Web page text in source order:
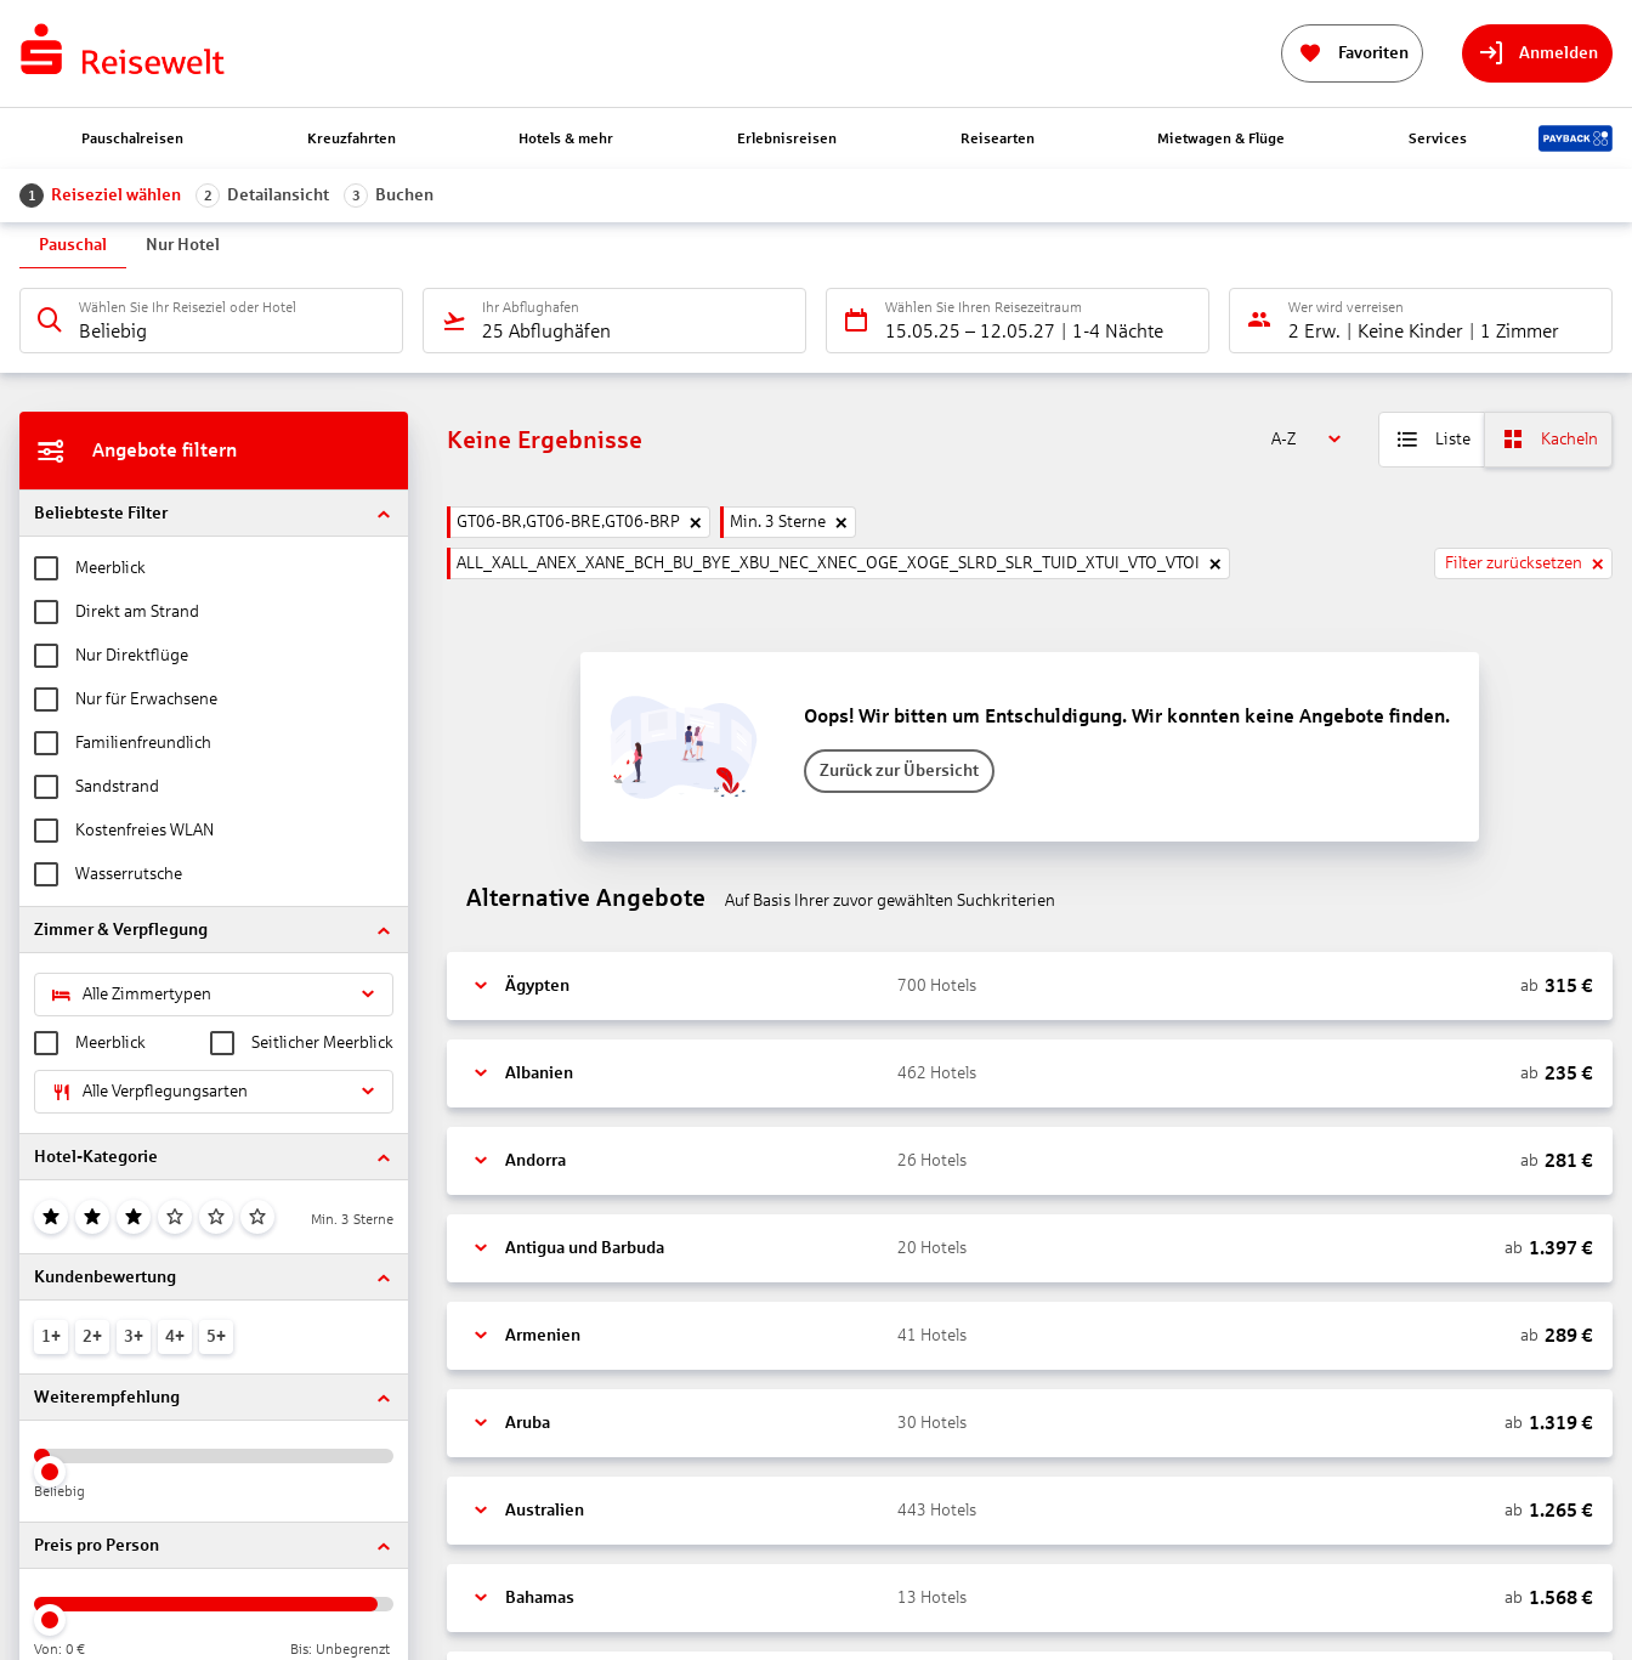
Favoriten Anmelden
Pauschalreisen Kreuzfahrten Hotels & mehr Erlebnisreisen Reisearten Mietwagen & Flüge Services
1 Reiseziel wählen 2 Detailansicht 3 Buchen
Pauschal Nur Hotel
Wählen Sie Ihr Reiseziel oder Hotel
Beliebig
Ihr Abflughafen
25 Abflughäfen
Wählen Sie Ihren Reisezeitraum
15.05.25 – 12.05.27 1-4 Nächte
Wer wird verreisen
2 Erw. Keine Kinder 1 Zimmer
Angebote filtern
Beliebteste Filter
Meerblick
Direkt am Strand
Nur Direktflüge
Nur für Erwachsene
Familienfreundlich
Sandstrand
Kostenfreies WLAN
Wasserrutsche
Zimmer & Verpflegung
Alle Zimmertypen
Meerblick Seitlicher Meerblick
Alle Verpflegungsarten
Hotel-Kategorie
Min. 3 Sterne
Kundenbewertung
1+ 2+ 3+ 4+ 5+
Weiterempfehlung
Beliebig
Preis pro Person
Von: 0 € Bis: Unbegrenzt
Keine Ergebnisse A-Z Liste Kacheln
GT06-BR,GT06-BRE,GT06-BRP Min. 3 Sterne
ALL_XALL_ANEX_XANE_BCH_BU_BYE_XBU_NEC_XNEC_OGE_XOGE_SLRD_SLR_TUID_XTUI_VTO_VTOI Filter zurücksetzen
Oops! Wir bitten um Entschuldigung. Wir konnten keine Angebote finden.
Zurück zur Übersicht
Alternative Angebote Auf Basis Ihrer zuvor gewählten Suchkriterien
Ägypten 700 Hotels ab 315 €
Albanien 462 Hotels ab 235 €
Andorra 26 Hotels ab 281 €
Antigua und Barbuda 20 Hotels ab 1.397 €
Armenien 41 Hotels ab 289€
Aruba 30 Hotels ab 1.319€
Australien 443 Hotels ab 1.265 €
Bahamas 13 Hotels ab 1.568€